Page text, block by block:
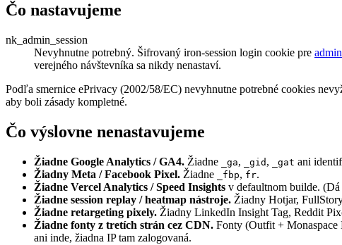
Čo nastavujeme
nk_admin_session
Nevyhnutne potrebný. Šifrovaný iron-session login cookie pre
verejného návštevníka sa nikdy nenastaví.
Podľa smernice ePrivacy (2002/58/EC) nevyhnutne potrebné cookies
aby boli zásady kompletné.
Čo výslovne nenastavujeme
Žiadne Google Analytics / GA4. Žiadne _ga, _gid , _gat ani
Žiadny Meta / Facebook Pixel. Žiadne _fbp, fr.
Žiadne Vercel Analytics / Speed Insights v defaultnom builde.
Žiadne session replay / heatmap nástroje. Žiadny Hotjar,
Žiadne retargeting pixely. Žiadny LinkedIn Insight Tag, Reddit
Žiadne fonty z tretích strán cez CDN. Fonty (Outfit + Monaspace
ani inde, žiadna IP tam zalogovaná.